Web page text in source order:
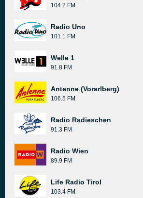
104.2 FM
Radio Uno
101.1 FM
Welle 1
91.8 FM
Antenne (Vorarlberg)
106.5 FM
Radio Radieschen
91.3 FM
Radio Wien
89.9 FM
Life Radio Tirol
103.4 FM